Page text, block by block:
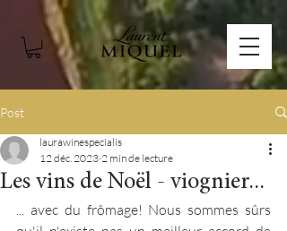
Post
Les vins de Noël - viognier...
laurawinespecialis
12 déc. 2023 2 min de lecture
... avec du frômage! Nous sommes sûrs